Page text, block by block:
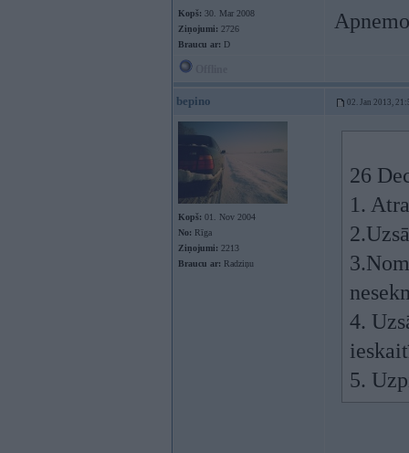
Kopš: 30. Mar 2008
Ziņojumi: 2726
Braucu ar: D
bepino 02. Jan 2013,
Kopš: 01. Nov 2004
No: Rīga
Ziņojumi: 2213
Braucu ar: Radziņu
26
1.
4.
5.